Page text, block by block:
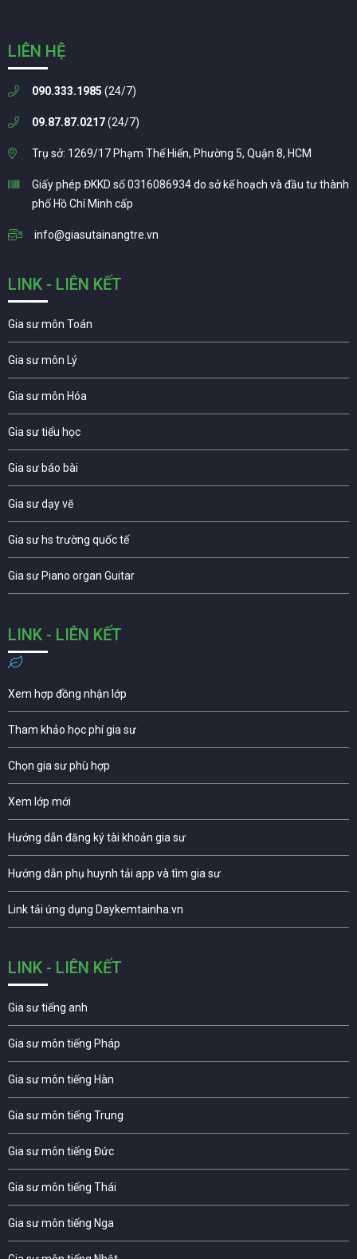
LIÊN HỆ
090.333.1985 (24/7)
09.87.87.0217(24/7)
Trụ sở: 1269/17 Phạm Thế Hiển, Phường 5, Quận 8, HCM
Giấy phép ĐKKD số 0316086934 do sở kế hoạch và đầu tư thành
phố Hồ Chí Minh cấp
info@giasutainangtre.vn
LINK - LIÊN KẾT
Gia sư môn Toán
Gia sư môn Lý
Gia sư môn Hóa
Gia sư tiểu học
Gia sư báo bài
Gia sư dạy vẽ
Gia sư hs trường quốc tế
Gia sư Piano organ Guitar
LINK - LIÊN KẾT
Xem hợp đồng nhận lớp
Tham khảo học phí gia sư
Chọn gia sư phù hợp
Xem lớp mới
Hướng dẫn đăng ký tài khoản gia sư
Hướng dẫn phụ huynh tải app và tìm gia sư
Link tải ứng dụng Daykemtainha.vn
LINK - LIÊN KẾT
Gia sư tiếng anh
Gia sư môn tiếng Pháp
Gia sư môn tiếng Hàn
Gia sư môn tiếng Trung
Gia sư môn tiếng Đức
Gia sư môn tiếng Thái
Gia sư môn tiếng Nga